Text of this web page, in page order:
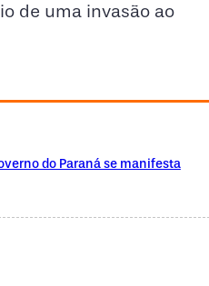
de uma invasão ao
do Paraná se manifesta